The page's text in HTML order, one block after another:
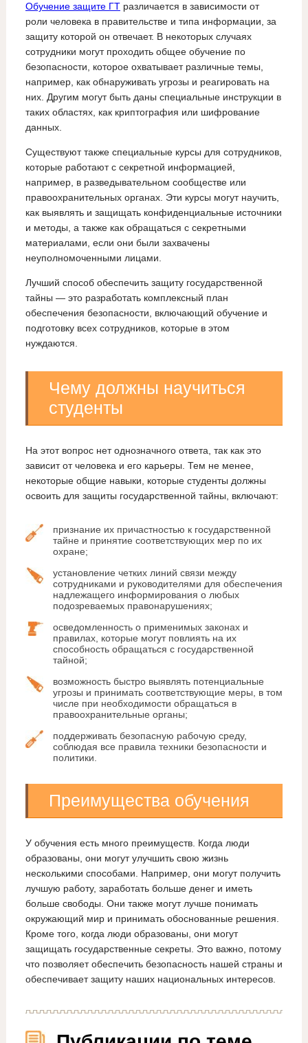
Обучение защите ГТразличается в зависимости от
роли человека в правительстве и типа информации, за
защиту которой он отвечает. В некоторых случаях
сотрудники могут проходить общее обучение по
безопасности, которое охватывает различные темы,
например, как обнаруживать угрозы и реагировать на
них. Другим могут быть даны специальные инструкции в
таких областях, как криптография или шифрование
данных.
Существуют также специальные курсы для сотрудников,
которые работают с секретной информацией,
например, в разведывательном сообществе или
правоохранительных органах. Эти курсы могут научить,
как выявлять и защищать конфиденциальные источники
и методы, а также как обращаться с секретными
материалами, если они были захвачены
неуполномоченными лицами.
Лучший способ обеспечить защиту государственной
тайны — это разработать комплексный план
обеспечения безопасности, включающий обучение и
подготовку всех сотрудников, которые в этом
нуждаются.
Чему должны научиться
студенты
На этот вопрос нет однозначного ответа, так как это
зависит от человека и его карьеры. Тем не менее,
некоторые общие навыки, которые студенты должны
освоить для защиты государственной тайны, включают:
признание их причастностью к государственной
тайне и принятие соответствующих мер по их
охране;
установление четких линий связи между
сотрудниками и руководителями для обеспечения
надлежащего информирования о любых
подозреваемых правонарушениях;
осведомленность о применимых законах и
правилах, которые могут повлиять на их
способность обращаться с государственной
тайной;
возможность быстро выявлять потенциальные
угрозы и принимать соответствующие меры, в том
числе при необходимости обращаться в
правоохранительные органы;
поддерживать безопасную рабочую среду,
соблюдая все правила техники безопасности и
политики.
Преимущества обучения
У обучения есть много преимуществ. Когда люди
образованы, они могут улучшить свою жизнь
несколькими способами. Например, они могут получить
лучшую работу, заработать больше денег и иметь
больше свободы. Они также могут лучше понимать
окружающий мир и принимать обоснованные решения.
Кроме того, когда люди образованы, они могут
защищать государственные секреты. Это важно, потому
что позволяет обеспечить безопасность нашей страны и
обеспечивает защиту наших национальных интересов.